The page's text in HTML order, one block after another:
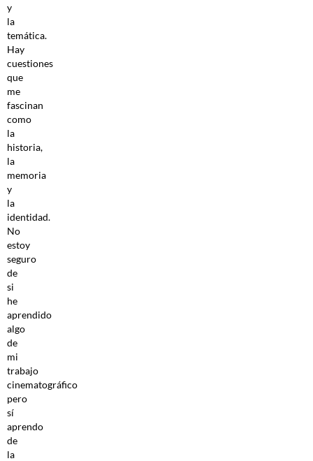
y
la
temática.
Hay
cuestiones
que
me
fascinan
como
la
historia,
la
memoria
y
la
identidad.
No
estoy
seguro
de
si
he
aprendido
algo
de
mi
trabajo
cinematográfico
pero
sí
aprendo
de
la